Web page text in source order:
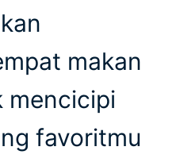
makan
mencicipi
favoritmu